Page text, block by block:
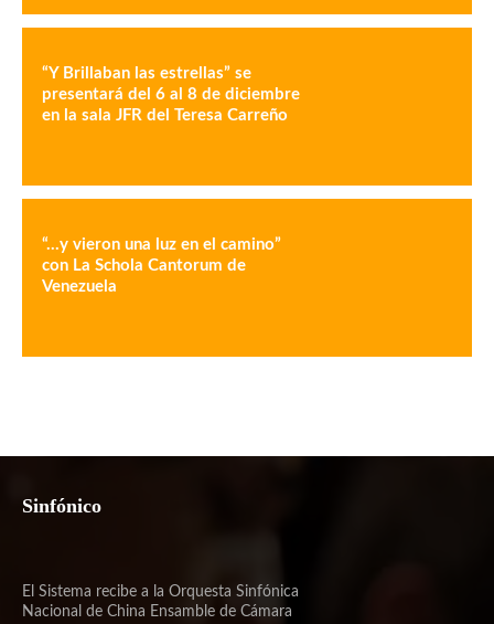
“Y Brillaban las estrellas” se
presentará del 6 al 8 de diciembre
en la sala JFR del Teresa Carreño
“…y vieron una luz en el camino”
con La Schola Cantorum de
Venezuela
Sinfónico
El Sistema recibe a la Orquesta Sinfónica
Nacional de China Ensamble de Cámara